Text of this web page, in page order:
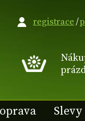
Slevy
registrace/